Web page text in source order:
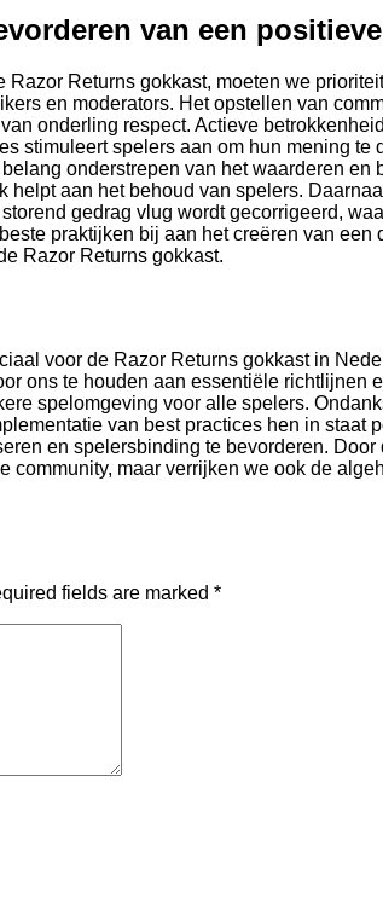
van een
Razor Returns gokkast, moeten we
en moderators. Het opstellen van
onderling respect. Actieve
stimuleert spelers aan om hun mening te
onderstrepen van het waarderen en
helpt aan het behoud van spelers.
gedrag vlug wordt gecorrigeerd,
praktijken bij aan het creëren van een
Razor Returns gokkast.
voor de Razor Returns gokkast in
ons te houden aan essentiële richtlijnen
spelomgeving voor alle spelers.
van best practices hen in staat
en spelersbinding te bevorderen.
community, maar verrijken we ook de
fields are marked *